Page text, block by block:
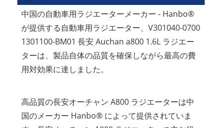
中国の自動車用ラジエーターメーカー - Hanbo®
が提供する自動車用ラジエーター、V301040-0700
1301100-BM01 長安 Auchan a800 1.6L ラジエー
ターは、製品自体の品質を確保しながら最高の費
用対効果に達しました。
高品質の長安オーチャン A800 ラジエーターは中
国のメーカー Hanbo® によって提供されていま